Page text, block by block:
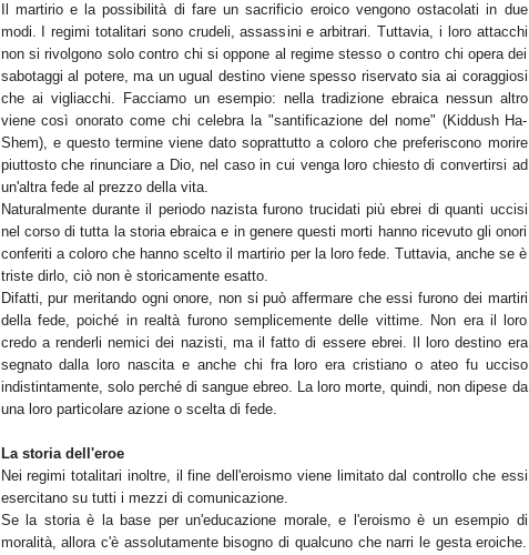
Il martirio e la possibilità di fare un sacrificio eroico vengono ostacolati in due
modi. I regimi totalitari sono crudeli, assassini e arbitrari. Tuttavia, i loro attacchi
non si rivolgono solo contro chi si oppone al regime stesso o contro chi opera dei
sabotaggi al potere, ma un ugual destino viene spesso riservato sia ai coraggiosi
che ai vigliacchi. Facciamo un esempio: nella tradizione ebraica nessun altro
viene così onorato come chi celebra la "santificazione del nome" (Kiddush Ha-
Shem), e questo termine viene dato soprattutto a coloro che preferiscono morire
piuttosto che rinunciare a Dio, nel caso in cui venga loro chiesto di convertirsi ad
un'altra fede al prezzo della vita.
Naturalmente durante il periodo nazista furono trucidati più ebrei di quanti uccisi
nel corso di tutta la storia ebraica e in genere questi morti hanno ricevuto gli onori
conferiti a coloro che hanno scelto il martirio per la loro fede. Tuttavia, anche se è
triste dirlo, ciò non è storicamente esatto.
Difatti, pur meritando ogni onore, non si può affermare che essi furono dei martiri
della fede, poiché in realtà furono semplicemente delle vittime. Non era il loro
credo a renderli nemici dei nazisti, ma il fatto di essere ebrei. Il loro destino era
segnato dalla loro nascita e anche chi fra loro era cristiano o ateo fu ucciso
indistintamente, solo perché di sangue ebreo. La loro morte, quindi, non dipese da
una loro particolare azione o scelta di fede.
La storia dell'eroe
Nei regimi totalitari inoltre, il fine dell'eroismo viene limitato dal controllo che essi
esercitano su tutti i mezzi di comunicazione.
Se la storia è la base per un'educazione morale, e l'eroismo è un esempio di
moralità, allora c'è assolutamente bisogno di qualcuno che narri le gesta eroiche.